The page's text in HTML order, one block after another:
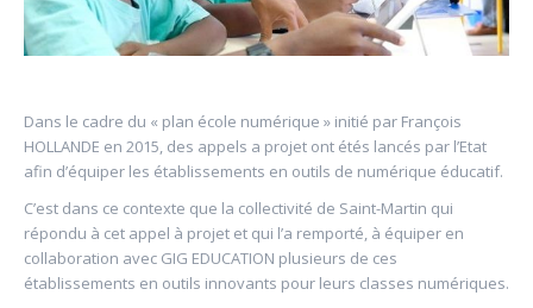
Dans le cadre du « plan école numérique » initié par François
HOLLANDE en 2015, des appels a projet ont étés lancés par l’Etat
afin d’équiper les établissements en outils de numérique éducatif.
C’est dans ce contexte que la collectivité de Saint-Martin qui
répondu à cet appel à projet et qui l’a remporté, à équiper en
collaboration avec GIG EDUCATION plusieurs de ces
établissements en outils innovants pour leurs classes numériques.